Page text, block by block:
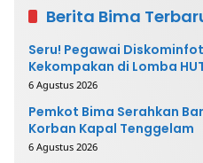
Berita Bima
Seru! Pegawai
Kekompakan di Lomba
6 Agustus 2026
Pemkot Bima Serahkan
Korban Kapal Tenggelam
6 Agustus 2026